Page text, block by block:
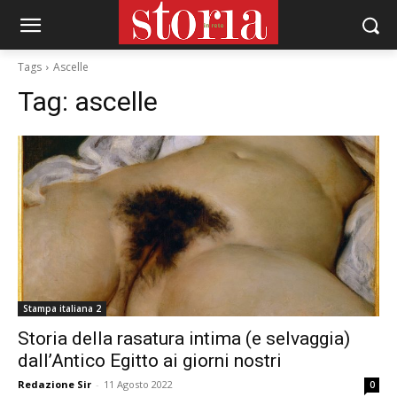
Tags Ascelle
Tag: ascelle
Stampa italiana 2
Storia della rasatura intima (e selvaggia)
dall’Antico Egitto ai giorni nostri
Redazione Sir - 11 Agosto 2022 0